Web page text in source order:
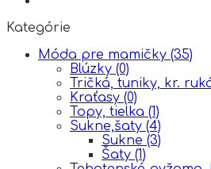
Kategórie
Móda pre mamičky (35)
Blúzky (0)
Tričká, tuniky, kr.
Kraťasy (0)
Topy, tielka (1)
Sukne,šaty (4)
Sukne (3)
Šaty (1)